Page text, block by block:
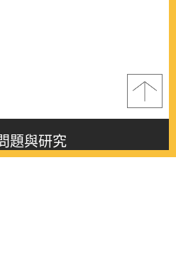
題與研究
this journal